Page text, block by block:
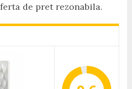
de pret rezonabila.